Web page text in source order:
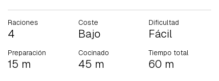
Raciones
4
Coste
Bajo
Dificultad
Fácil
Preparación
15 m
Cocinado
45 m
Tiempo total
60 m